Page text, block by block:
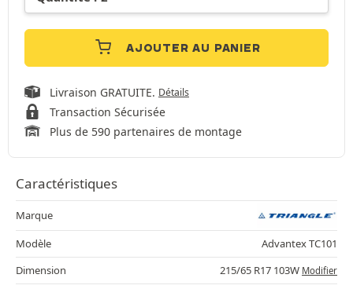
AJOUTER AU PANIER
Livraison GRATUITE. Détails
Transaction Sécurisée
Plus de 590 partenaires de montage
Caractéristiques
Marque
Modèle
Advantex TC101
Dimension
215/65 R17 103W Modifier